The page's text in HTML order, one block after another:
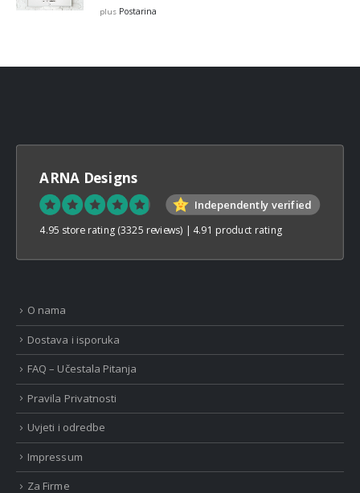
plus Postarina
ARNA Designs
Independently verified
4.95 store rating (3325 reviews) | 4.91 product rating
O nama
Dostava i isporuka
FAQ – Učestala Pitanja
Pravila Privatnosti
Uvjeti i odredbe
Impressum
Za Firme